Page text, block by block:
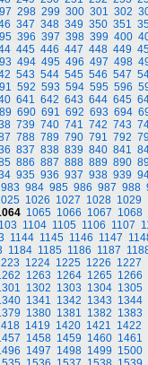
298 299 300 301 302
347 348 349 350 351
396 397 398 399 400
445 446 447 448 449
494 495 496 497 498
543 544 545 546 547
592 593 594 595 596
641 642 643 644 645
690 691 692 693 694
739 740 741 742 743
788 789 790 791 792
837 838 839 840 841
886 887 888 889 890
935 936 937 938 939
983 984 985 986 987 988
1026 1027 1028 1029
1065 1066 1067 1068
1104 1105 1106 1107
1144 1145 1146 1147
1184 1185 1186 1187
1224 1225 1226 1227
1263 1264 1265 1266
1302 1303 1304 1305
1341 1342 1343 1344
1380 1381 1382 1383
1419 1420 1421 1422
1458 1459 1460 1461
1497 1498 1499 1500